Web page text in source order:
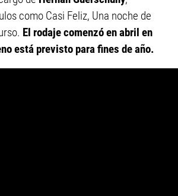
como Casi Feliz, Una noche de
El rodaje comenzó en abril en
está previsto para fines de año.